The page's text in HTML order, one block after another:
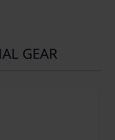
GEAR